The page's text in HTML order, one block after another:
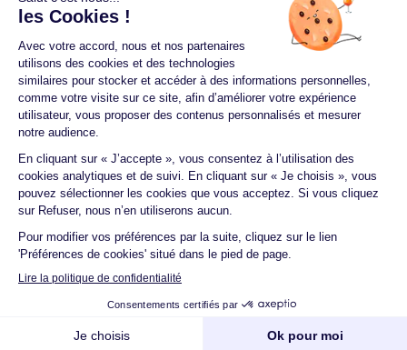
Un crédit vous engage et doit être remboursé.
Vérifiez vos capacités de remboursement avant de
vous engager.
Aucun versement, de quelque nature que ce soit, ne
peut être exigé d'un particulier avant l'obtention
d'un ou plusieurs prêts d'argent.
© 2026 Guide du crédit •Plan du site• Mentions
Accessibilité Contact